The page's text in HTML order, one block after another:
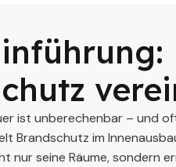
ist unberechenbar – und
Brandschutz im
nur seine Räume, sondern